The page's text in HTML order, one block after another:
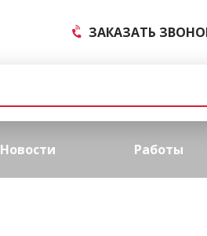
ЗАКАЗАТЬ
Новости Работы